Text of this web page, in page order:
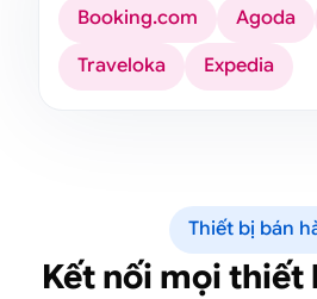
Booking.com
Agoda
Traveloka
Expedia
Thiết bị bán
Kết nối mọi thiết